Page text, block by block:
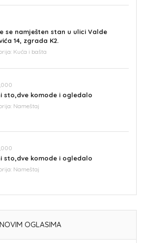
se namješten stan u ulici Valde
14, zgrada K2.
Kuća i bašta
sto,dve komode i ogledalo
Nameštaj
sto,dve komode i ogledalo
Nameštaj
OGLASIMA